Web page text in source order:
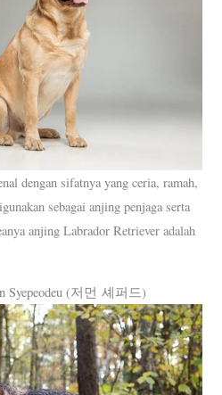
dengan sifatnya yang ceria, ramah,
sebagai anjing penjaga serta
anjing Labrador Retriever adalah
Syepeodeu (저먼 셰퍼드)